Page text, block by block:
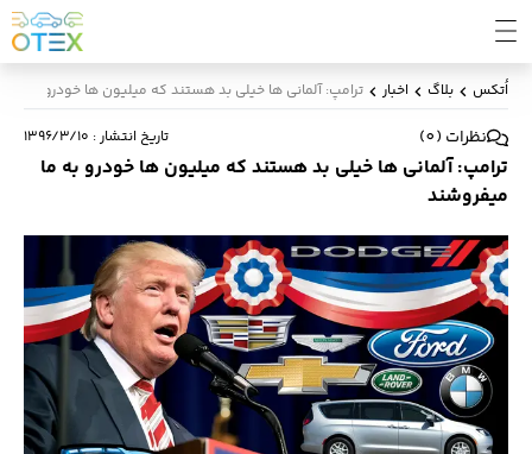
اُتکس بلاگ اخبار ترامپ: آلمانی ها خیلی بد هستند که میلیون ها خودرو به ما
نظرات (
0
) تاریخ انتشار: ۱۳۹۶/۳/۱۰
ترامپ: آلمانی ها خیلی بد هستند که میلیون ها خودرو به ما
میفروشند